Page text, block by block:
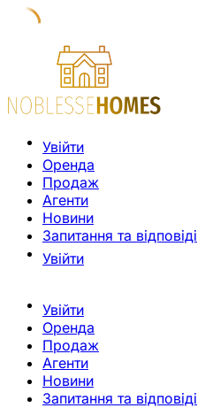
Увійти
Оренда
Продаж
Агенти
Новини
Запитання та відповіді
Увійти
Увійти
Оренда
Продаж
Агенти
Новини
Запитання та відповіді